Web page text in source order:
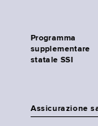
Programma
supplementare
statale SSI
Assicurazione